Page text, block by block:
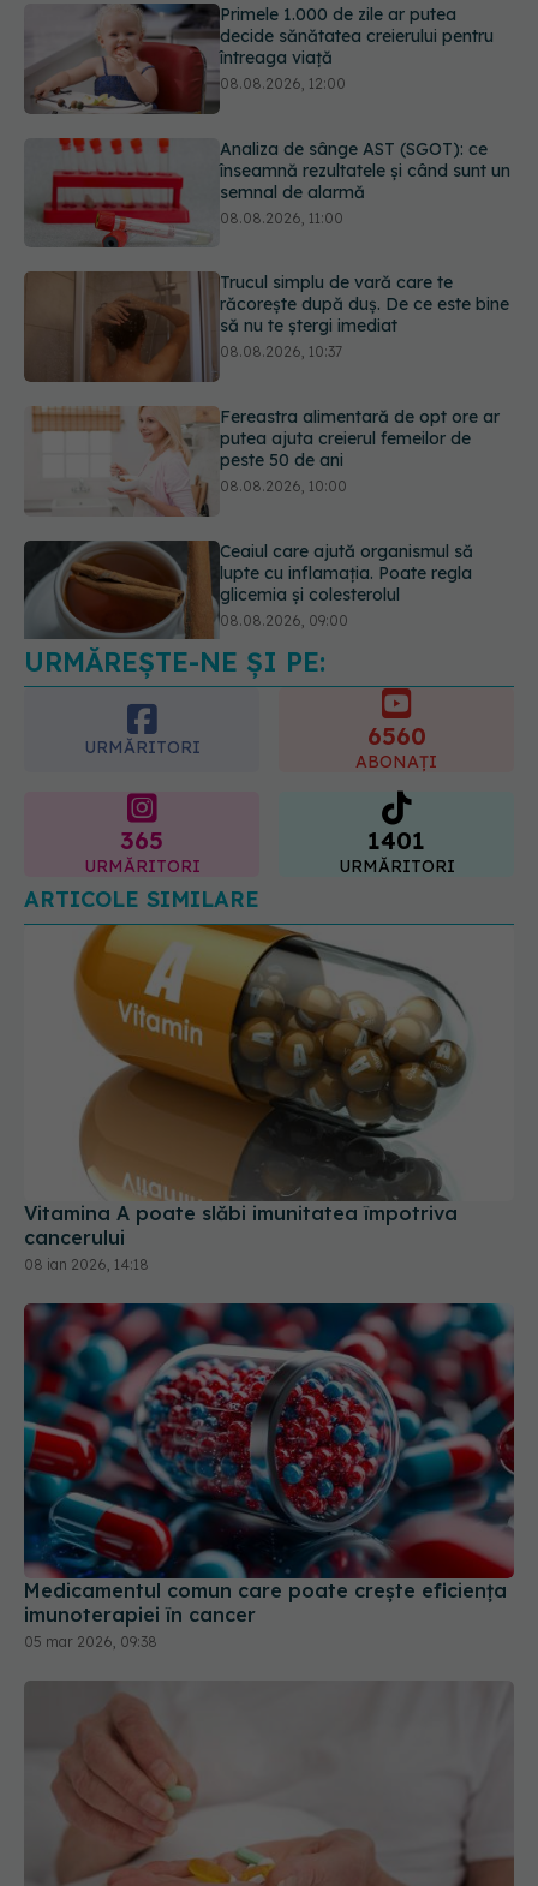
Analiza de sânge AST (SGOT): ce
înseamnă rezultatele și când sunt un
semnal de alarmă
08.08.2026, 11:00
Trucul simplu de vară care te
răcorește după duș. De ce este bine
să nu te ștergi imediat
08.08.2026, 10:37
Fereastra alimentară de opt ore ar
putea ajuta creierul femeilor de
peste 50 de ani
08.08.2026, 10:00
Ceaiul care ajută organismul să
lupte cu inflamația. Poate regla
glicemia și colesterolul
08.08.2026, 09:00
Primele 1.000 de zile ar putea
decide sănătatea creierului pentru
întreaga viață
08.08.2026, 12:00
URMĂREȘTE-NE ȘI PE:
URMĂRITORI 6560
ABONAȚI
365
URMĂRITORI
1401
URMĂRITORI
ARTICOLE SIMILARE
Vitamina A poate slăbi imunitatea împotriva
cancerului
08 ian 2026, 14:18
Medicamentul comun care poate crește eficiența
imunoterapiei în cancer
05 mar 2026, 09:38